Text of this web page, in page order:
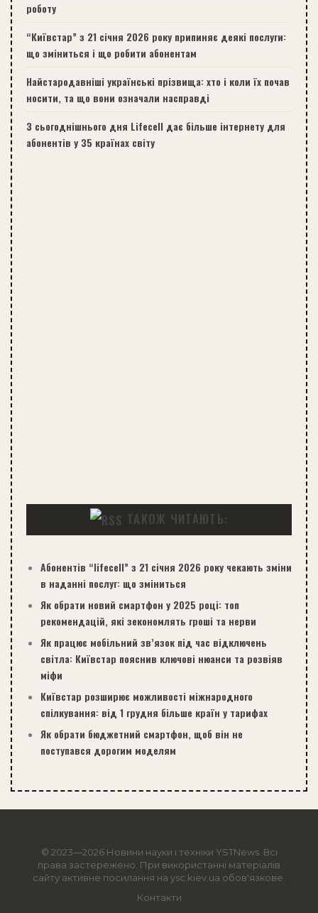
роботу
“Київстар” з 21 січня 2026 року припиняє деякі послуги:
що зміниться і що робити абонентам
Найстародавніші українські прізвища: хто і коли їх почав
носити, та що вони означали насправді
З сьогоднішнього дня Lifecell дає більше інтернету для
абонентів у 35 країнах світу
ТАКОЖ ЧИТАЮТЬ:
Абонентів “lifecell” з 21 січня 2026 року чекають зміни
в наданні послуг: що зміниться
Як обрати новий смартфон у 2025 році: топ
рекомендацій, які зекономлять гроші та нерви
Як працює мобільний зв’язок під час відключень
світла: Київстар пояснив ключові нюанси та розвіяв
міфи
Київстар розширює можливості міжнародного
спілкування: від 1 грудня більше країн у тарифах
Як обрати бюджетний смартфон, щоб він не
поступався дорогим моделям
© 2023—2026 Новини науки і техніки YSTNews. Всі
права застережено. При використанні матеріалів
сайту активне посилання на ysc.kiev.ua обов'язкове.
Контакти